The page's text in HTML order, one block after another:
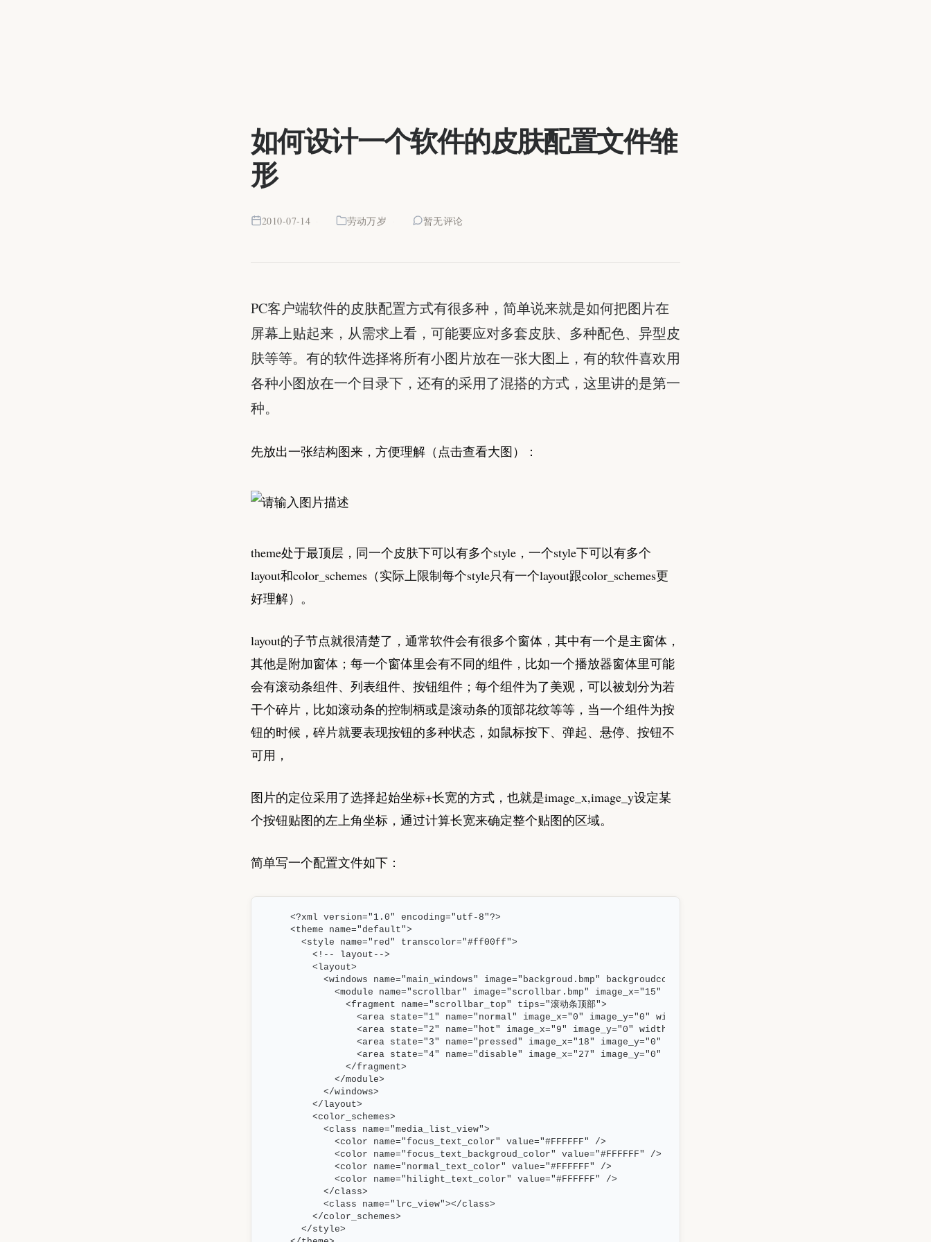
如何设计一个软件的皮肤配置文件雏
形
2010-07-14 劳动万岁 暂无评论
PC客户端软件的皮肤配置方式有很多种，简单说来就是如何把图片在
屏幕上贴起来，从需求上看，可能要应对多套皮肤、多种配色、异型皮
肤等等。有的软件选择将所有小图片放在一张大图上，有的软件喜欢用
各种小图放在一个目录下，还有的采用了混搭的方式，这里讲的是第一
种。
先放出一张结构图来，方便理解（点击查看大图）：
theme处于最顶层，同一个皮肤下可以有多个style，一个style下可以有多个
layout和color_schemes（实际上限制每个style只有一个layout跟color_schemes更
好理解）。
layout的子节点就很清楚了，通常软件会有很多个窗体，其中有一个是主窗体，
其他是附加窗体；每一个窗体里会有不同的组件，比如一个播放器窗体里可能
会有滚动条组件、列表组件、按钮组件；每个组件为了美观，可以被划分为若
干个碎片，比如滚动条的控制柄或是滚动条的顶部花纹等等，当一个组件为按
钮的时候，碎片就要表现按钮的多种状态，如鼠标按下、弹起、悬停、按钮不
可用，
图片的定位采用了选择起始坐标+长宽的方式，也就是image_x,image_y设定某
个按钮贴图的左上角坐标，通过计算长宽来确定整个贴图的区域。
简单写一个配置文件如下：
<?xml version="1.0" encoding="utf-8"?>
<theme name="default">
  <style name="red" transcolor="#ff00ff">
    <!-- layout-->
    <layout>
<windows name="main_windows" image="backgroud.bmp" backgroudcolor="#fffff" width="200" height="200"
<module name="scrollbar" image="scrollbar.bmp" image_x="15" image_y="20" width="200" height="200"
          <fragment name="scrollbar_top" tips="滚动条顶部">
            <area state="1" name="normal" image_x="0" image_y="0" width="9" height="12" />
            <area state="2" name="hot" image_x="9" image_y="0" width="9" height="12" />
            <area state="3" name="pressed" image_x="18" image_y="0" width="9" height="12" />
            <area state="4" name="disable" image_x="27" image_y="0" width="9" height="12" />
          </fragment>
        </module>
      </windows>
    </layout>
    <color_schemes>
      <class name="media_list_view">
        <color name="focus_text_color" value="#FFFFFF" />
        <color name="focus_text_backgroud_color" value="#FFFFFF" />
        <color name="normal_text_color" value="#FFFFFF" />
        <color name="hilight_text_color" value="#FFFFFF" />
      </class>
      <class name="lrc_view"></class>
    </color_schemes>
  </style>